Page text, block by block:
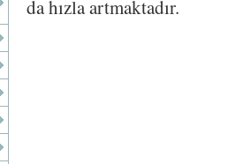
da hızla artmaktadır.